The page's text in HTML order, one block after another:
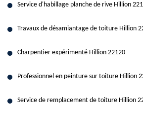
Service d'habillage planche de rive Hillion
Travaux de désamiantage de toiture Hillion
Charpentier expérimenté Hillion 22120
Professionnel en peinture sur toiture Hillion
Service de remplacement de toiture Hillion